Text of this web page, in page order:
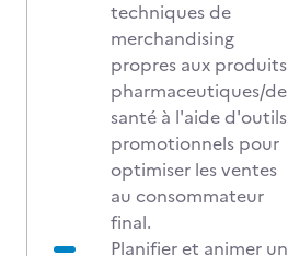
techniques de
merchandising
propres aux produits
pharmaceutiques/de
santé à l'aide d'outils
promotionnels pour
optimiser les ventes
au consommateur
final.
Planifier et animer un